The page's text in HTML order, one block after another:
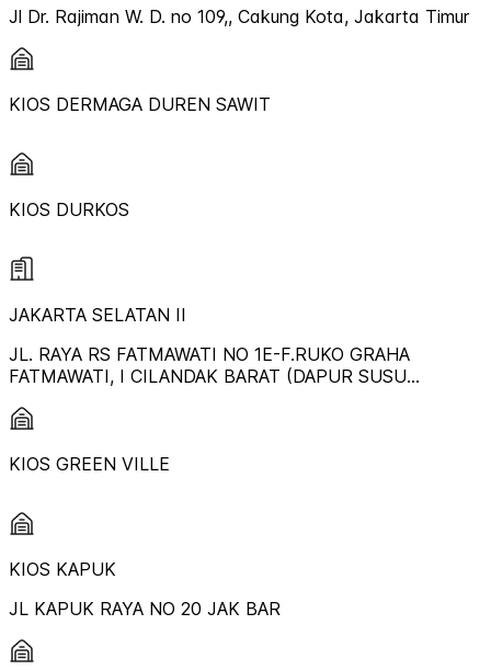
Jl Dr. Rajiman W. D. no 109,, Cakung Kota, Jakarta Timur
KIOS DERMAGA DUREN SAWIT
KIOS DURKOS
JAKARTA SELATAN II
JL. RAYA RS FATMAWATI NO 1E-F.RUKO GRAHA
FATMAWATI, I CILANDAK BARAT (DAPUR SUSU
KIOS GREEN VILLE
KIOS KAPUK
JL KAPUK RAYA NO 20 JAK BAR